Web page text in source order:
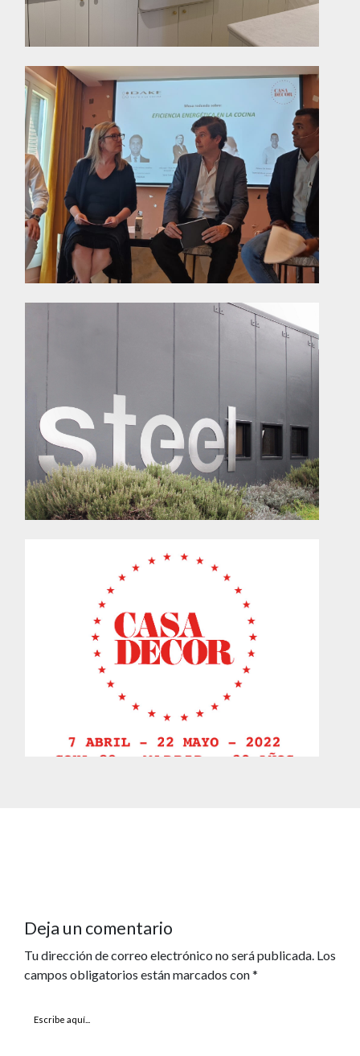
Deja un comentario
Tu dirección de correo electrónico no será publicada. Los
campos obligatorios están marcados con*
Escribe